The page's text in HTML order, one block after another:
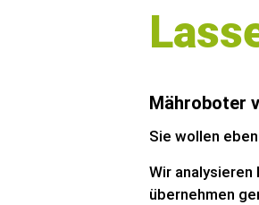
Mähroboter
Sie wollen
Wir
übernehmen